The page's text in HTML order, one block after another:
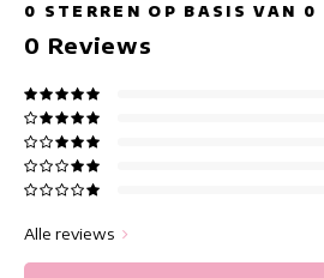
0 STERREN OP BASIS VAN 0
0 Reviews
Alle reviews